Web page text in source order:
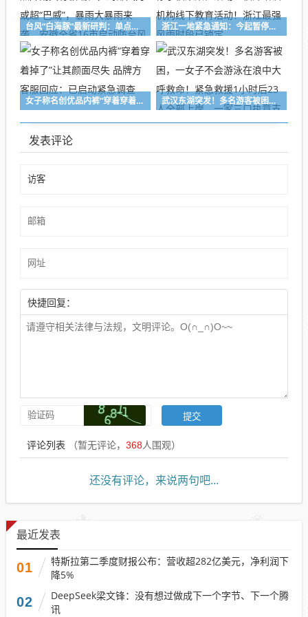
台风“白海豚”最新研判：单点降雨具有极端性，局部风力或超“巴威”，暴雨大暴雨来袭，安徽全省16市启动防台风四级应急响应 浙江一地紧急通知：今起暂停学校聚集性活动、校外培训机构线下教育活动！浙江最强风雨时段已锁定
女子称名创优品内裤“穿着穿着掉了”让其颜面尽失 品牌方客服回应：已启动紧急调查 武汉东湖突发！多名游客被困，一女子不会游泳在浪中大呼救命！紧急救援1小时后23人全部上岸，一家三口执意支付“救援费”被民警微笑婉拒
发表评论
快捷回复：
评论列表 （暂无评论， 368人围观）
还没有评论，来说两句吧...
最近发表
01
特斯拉第二季度财报公布：营收超282亿美元，净利润下
降5%
02
DeepSeek梁文锋：没有想过做成下一个字节、下一个腾
讯